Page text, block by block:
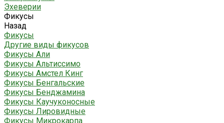
Эхеверии
Фикусы
Назад
Фикусы
Другие виды фикусов
Фикусы Али
Фикусы Альтиссимо
Фикусы Амстел Кинг
Фикусы Бенгальские
Фикусы Бенджамина
Фикусы Каучуконосные
Фикусы Лировидные
Фикусы Микрокарпа